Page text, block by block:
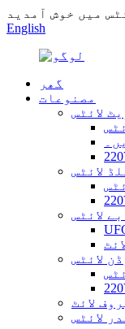
English
گھر
مصنوعات
لائٹس
لائٹس
لائٹس
لائٹس
لائٹ
لائٹس